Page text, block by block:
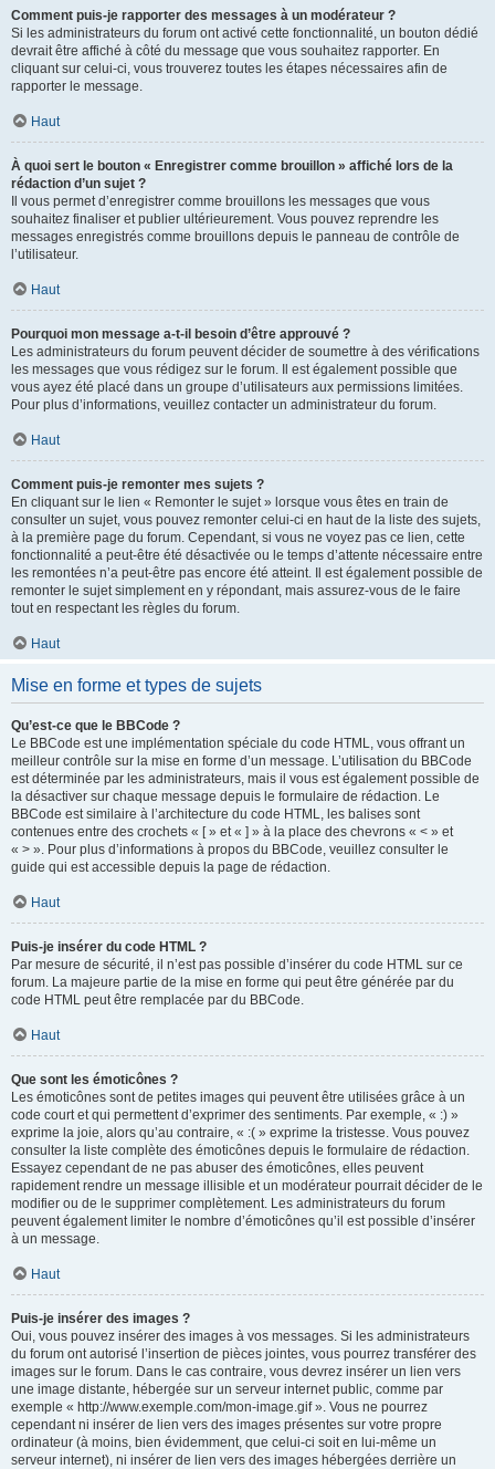
Comment puis-je rapporter des messages à un modérateur ?
Si les administrateurs du forum ont activé cette fonctionnalité, un bouton dédié
devrait être affiché à côté du message que vous souhaitez rapporter. En
cliquant sur celui-ci, vous trouverez toutes les étapes nécessaires afin de
rapporter le message.
Haut
À quoi sert le bouton « Enregistrer comme brouillon » affiché lors de la
rédaction d’un sujet ?
Il vous permet d’enregistrer comme brouillons les messages que vous
souhaitez finaliser et publier ultérieurement. Vous pouvez reprendre les
messages enregistrés comme brouillons depuis le panneau de contrôle de
l’utilisateur.
Haut
Pourquoi mon message a-t-il besoin d’être approuvé ?
Les administrateurs du forum peuvent décider de soumettre à des vérifications
les messages que vous rédigez sur le forum. Il est également possible que
vous ayez été placé dans un groupe d’utilisateurs aux permissions limitées.
Pour plus d’informations, veuillez contacter un administrateur du forum.
Haut
Comment puis-je remonter mes sujets ?
En cliquant sur le lien « Remonter le sujet » lorsque vous êtes en train de
consulter un sujet, vous pouvez remonter celui-ci en haut de la liste des sujets,
à la première page du forum. Cependant, si vous ne voyez pas ce lien, cette
fonctionnalité a peut-être été désactivée ou le temps d’attente nécessaire entre
les remontées n’a peut-être pas encore été atteint. Il est également possible de
remonter le sujet simplement en y répondant, mais assurez-vous de le faire
tout en respectant les règles du forum.
Haut
Mise en forme et types de sujets
Qu’est-ce que le BBCode ?
Le BBCode est une implémentation spéciale du code HTML, vous offrant un
meilleur contrôle sur la mise en forme d’un message. L’utilisation du BBCode
est déterminée par les administrateurs, mais il vous est également possible de
la désactiver sur chaque message depuis le formulaire de rédaction. Le
BBCode est similaire à l’architecture du code HTML, les balises sont
contenues entre des crochets « [ » et « ] » à la place des chevrons « < » et
« > ». Pour plus d’informations à propos du BBCode, veuillez consulter le
guide qui est accessible depuis la page de rédaction.
Haut
Puis-je insérer du code HTML ?
Par mesure de sécurité, il n’est pas possible d’insérer du code HTML sur ce
forum. La majeure partie de la mise en forme qui peut être générée par du
code HTML peut être remplacée par du BBCode.
Haut
Que sont les émoticônes ?
Les émoticônes sont de petites images qui peuvent être utilisées grâce à un
code court et qui permettent d’exprimer des sentiments. Par exemple, « :) »
exprime la joie, alors qu’au contraire, « :( » exprime la tristesse. Vous pouvez
consulter la liste complète des émoticônes depuis le formulaire de rédaction.
Essayez cependant de ne pas abuser des émoticônes, elles peuvent
rapidement rendre un message illisible et un modérateur pourrait décider de le
modifier ou de le supprimer complètement. Les administrateurs du forum
peuvent également limiter le nombre d’émoticônes qu’il est possible d’insérer
à un message.
Haut
Puis-je insérer des images ?
Oui, vous pouvez insérer des images à vos messages. Si les administrateurs
du forum ont autorisé l’insertion de pièces jointes, vous pourrez transférer des
images sur le forum. Dans le cas contraire, vous devrez insérer un lien vers
une image distante, hébergée sur un serveur internet public, comme par
exemple « http://www.exemple.com/mon-image.gif ». Vous ne pourrez
cependant ni insérer de lien vers des images présentes sur votre propre
ordinateur (à moins, bien évidemment, que celui-ci soit en lui-même un
serveur internet), ni insérer de lien vers des images hébergées derrière un